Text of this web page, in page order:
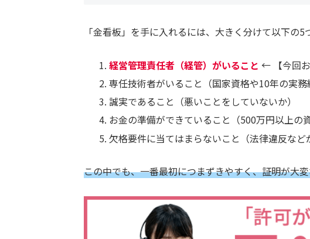
「金看板」を手に入れるには、大きく分けて以下の5
経営管理責任者（経管）がいること ← 【今回お
専任技術者がいること（国家資格や10年の実務
誠実であること（悪いことをしていないか）
お金の準備ができていること（500万円以上の
欠格要件に当てはまらないこと（法律違反など
この中でも、一番最初につまずきやすく、証明が大